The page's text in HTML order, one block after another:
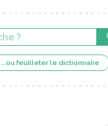
...ou feuilleter le dictionnaire